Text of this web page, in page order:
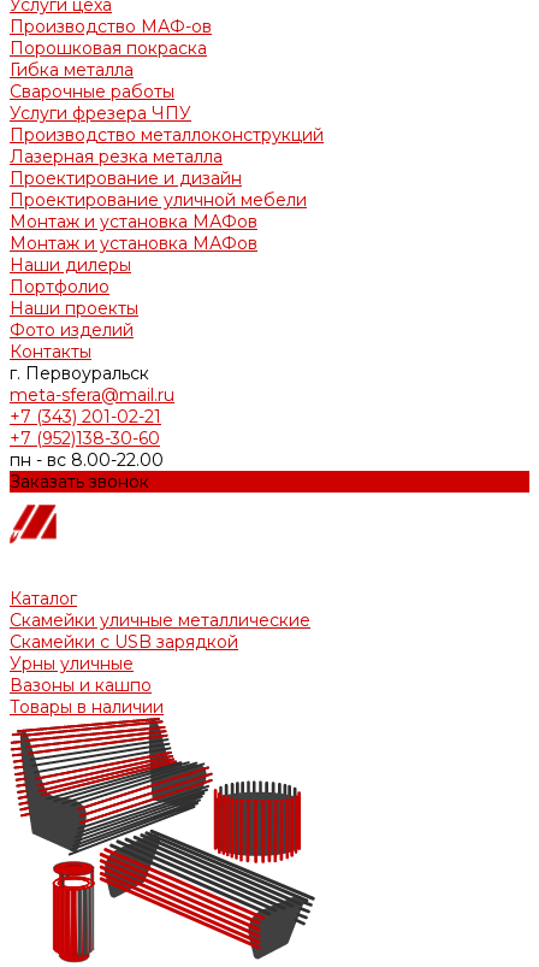
Услуги цеха
Производство МАФ-ов
Порошковая покраска
Гибка металла
Сварочные работы
Услуги фрезера ЧПУ
Производство металлоконструкций
Лазерная резка металла
Проектирование и дизайн
Проектирование уличной мебели
Монтаж и установка МАФов
Монтаж и установка МАФов
Наши дилеры
Портфолио
Наши проекты
Фото изделий
Контакты
г. Первоуральск
meta-sfera@mail.ru
+7 (343) 201-02-21
+7 (952)138-30-60
пн - вс 8.00-22.00
Заказать звонок
Каталог
Скамейки уличные металлические
Скамейки с USB зарядкой
Урны уличные
Вазоны и кашпо
Товары в наличии